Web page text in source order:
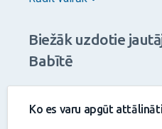
autoskolu labāk kā tās
autoskolas mājaslapā,
draugus un paziņas, lai
Autoskola Einšteins
Biežāk uzdotie
Babītē
Ko es varu apgūt